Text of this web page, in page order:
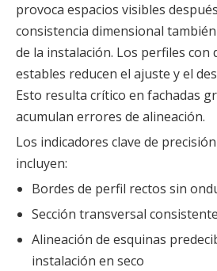
provoca espacios visibles
consistencia dimensional
de la instalación. Los perfiles con
estables reducen el ajuste y el
Esto resulta crítico en fachadas
acumulan errores de alineación.
Los indicadores clave de
incluyen:
Bordes de perfil rectos sin
Sección transversal
Alineación de esquinas
instalación en seco